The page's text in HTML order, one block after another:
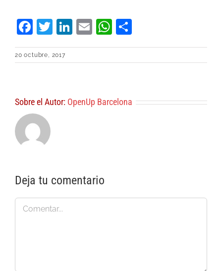
Facebook
Twitter
LinkedIn
EmailWhatsApp
20 octubre, 2017
Sobre el Autor: OpenUp Barcelona
Deja tu comentario
Comentar